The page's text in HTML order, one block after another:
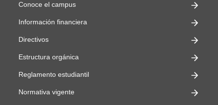
Conoce el campus
Información financiera
Directivos
Estructura orgánica
Reglamento estudiantil
Normativa vigente